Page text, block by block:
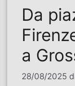
Da
a
28/08/2025